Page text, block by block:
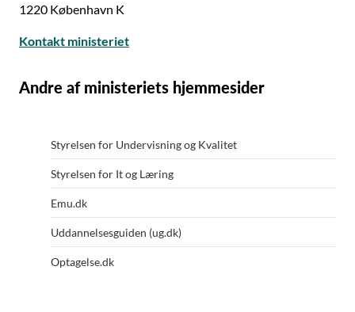
1220 København K
Kontakt ministeriet
Andre af ministeriets hjemmesider
Styrelsen for Undervisning og Kvalitet
Styrelsen for It og Læring
Emu.dk
Uddannelsesguiden (ug.dk)
Optagelse.dk